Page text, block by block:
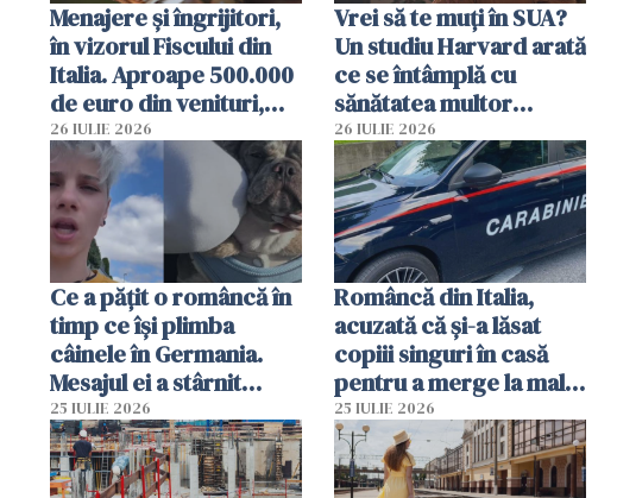
Menajere și îngrijitori,
în vizorul Fiscului din
Italia. Aproape 500.000
de euro din venituri,
ascunși de autorități
26 IULIE 2026
Vrei să te muți în SUA?
Un studiu Harvard arată
ce se întâmplă cu
sănătatea multor
imigranți
26 IULIE 2026
Ce a pățit o româncă în
timp ce își plimba
câinele în Germania.
Mesajul ei a stârnit
dezbateri aprinse
25 IULIE 2026
Româncă din Italia,
acuzată că și-a lăsat
copiii singuri în casă
pentru a merge la mall.
Vecinii au dat alarma
25 IULIE 2026